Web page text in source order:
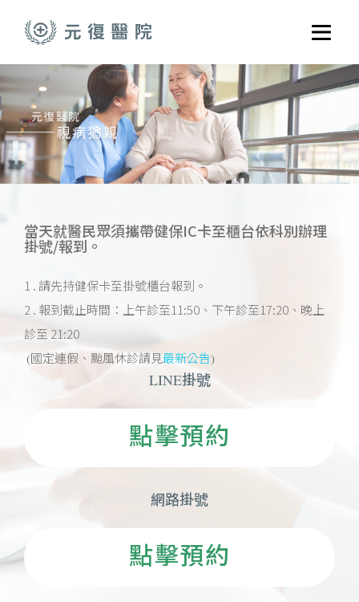
選單
關於元復
就醫指南
醫學門診
醫療養護服務
元復醫養體系
當天就醫民眾須攜帶健保IC卡至櫃台依科別辦理
掛號/報到。
1 . 請先持健保卡至掛號櫃台報到。
2 . 報到截止時間：上午診至11:50、下午診至17:20、晚上
診至 21:20
(國定連假、颱風休診請見最新公告)
LINE掛號
點擊預約
網路掛號
點擊預約